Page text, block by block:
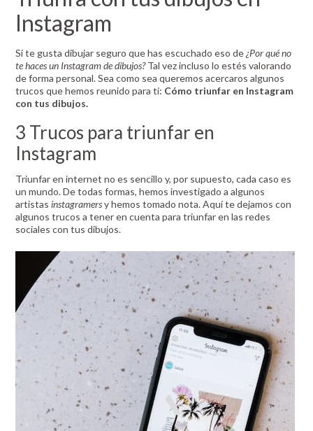
Instagram
Si te gusta dibujar seguro que has escuchado eso de¿Por qué no
te haces un Instagram de dibujos?Tal vez incluso lo estés valorando
de forma personal. Sea como sea queremos acercaros algunos
trucos que hemos reunido para ti: Cómo triunfar en Instagram
con tus dibujos.
3 Trucos para triunfar en
Instagram
Triunfar en internet no es sencillo y, por supuesto, cada caso es
un mundo. De todas formas, hemos investigado a algunos
artistasinstagramersy hemos tomado nota. Aquí te dejamos con
algunos trucos a tener en cuenta para triunfar en las redes
sociales con tus dibujos.